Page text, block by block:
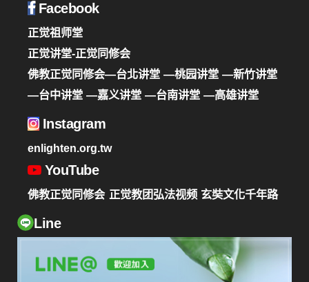
Facebook
正觉祖师堂
正觉讲堂-正觉同修会
佛教正觉同修会—台北讲堂 —桃园讲堂 —新竹讲堂
—台中讲堂 —嘉义讲堂 —台南讲堂 —高雄讲堂
Instagram
enlighten.org.tw
YouTube
佛教正觉同修会 正觉教团弘法视频 玄奘文化千年路
Line